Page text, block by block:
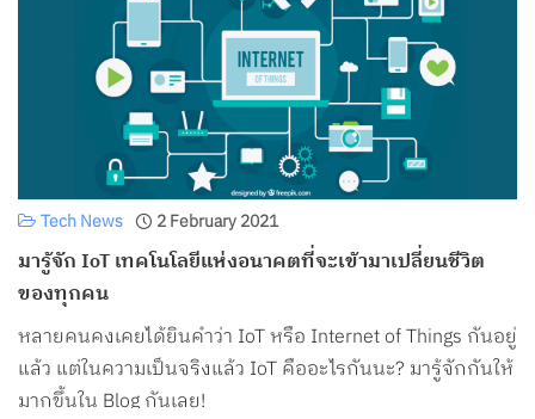
2 February 2021
Tech News
มารู้จัก IoT เทคโนโลยีแห่งอนาคตที่จะเข้ามาเปลี่ยนชีวิต
ของทุกคน
หลายคนคงเคยได้ยินคำว่า IoT หรือ Internet of Things กันอยู่
แล้ว แต่ในความเป็นจริงแล้ว IoT คืออะไรกันนะ? มารู้จักกันให้
มากขึ้นใน Blog กันเลย!